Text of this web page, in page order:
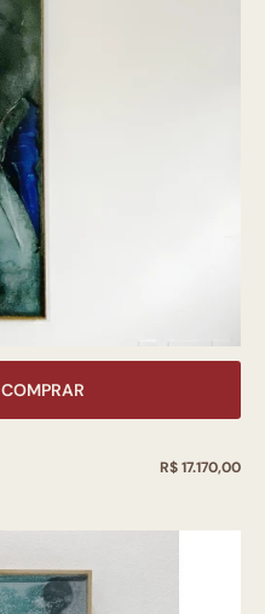
COMPRAR
R$ 17.170,00